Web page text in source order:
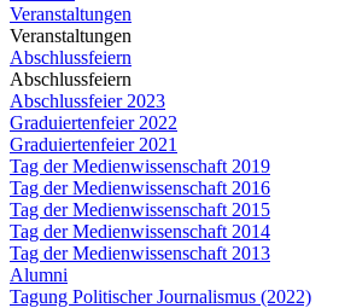
Veranstaltungen
Veranstaltungen
Abschlussfeiern
Abschlussfeiern
Abschlussfeier 2023
Graduiertenfeier 2022
Graduiertenfeier 2021
Tag der Medienwissenschaft 2019
Tag der Medienwissenschaft 2016
Tag der Medienwissenschaft 2015
Tag der Medienwissenschaft 2014
Tag der Medienwissenschaft 2013
Alumni
Tagung Politischer Journalismus (2022)